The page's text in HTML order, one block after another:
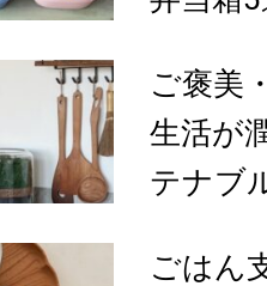
ご褒美
生活が
テナブ
ごはん